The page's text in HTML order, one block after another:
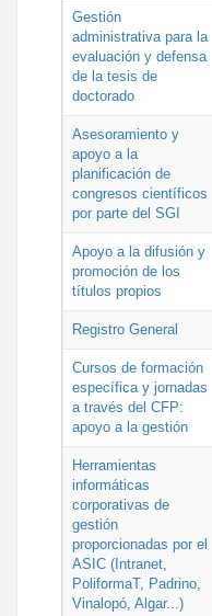
Gestión
administrativa para la
evaluación y defensa
de la tesis de
doctorado
Asesoramiento y
apoyo a la
planificación de
congresos científicos
por parte del SGI
Apoyo a la difusión y
promoción de los
títulos propios
Registro General
Cursos de formación
específica y jornadas
a través del CFP:
apoyo a la gestión
Herramientas
informáticas
corporativas de
gestión
proporcionadas por el
ASIC (Intranet,
PoliformaT, Padrino,
Vinalopó, Algar...)